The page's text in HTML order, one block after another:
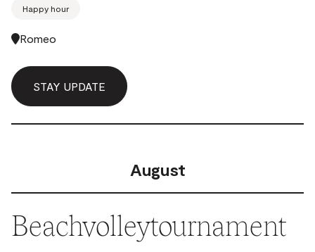
Happy hour
Romeo
STAY UPDATE
August
Beachvolleytournament